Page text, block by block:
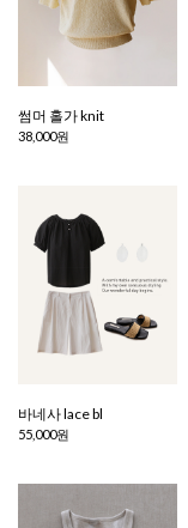
썸머 홀가 knit
38,000원
바네사 lace bl
55,000원